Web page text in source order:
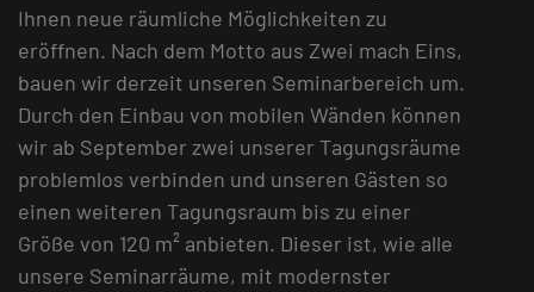
Ihnen neue räumliche Möglichkeiten zu
eröffnen. Nach dem Motto aus Zwei mach Eins,
bauen wir derzeit unseren Seminarbereich um.
Durch den Einbau von mobilen Wänden können
wir ab September zwei unserer Tagungsräume
problemlos verbinden und unseren Gästen so
einen weiteren Tagungsraum bis zu einer
Größe von 120 m² anbieten. Dieser ist, wie alle
unsere Seminarräume, mit modernster